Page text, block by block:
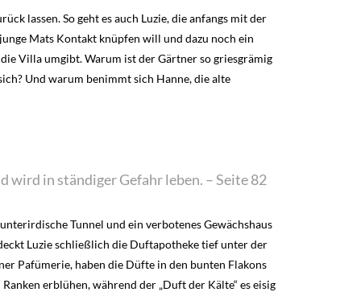
lassen. So geht es auch Luzie, die anfangs mit der
Mats Kontakt knüpfen will und dazu noch ein
Villa umgibt. Warum ist der Gärtner so griesgrämig
Und warum benimmt sich Hanne, die alte
in ständiger Gefahr leben. – Seite 82
Tunnel und ein verbotenes Gewächshaus
Luzie schließlich die Duftapotheke tief unter der
Pafümerie, haben die Düfte in den bunten Flakons
erblühen, während der „Duft der Kälte“ es eisig